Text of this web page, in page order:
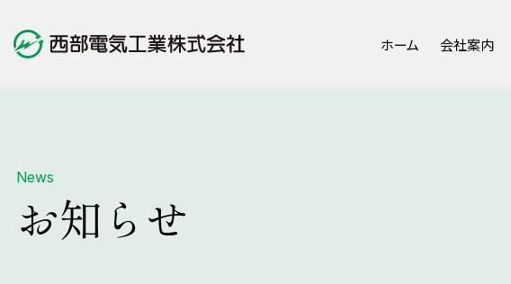
ホーム 会社案内
お知らせ
News